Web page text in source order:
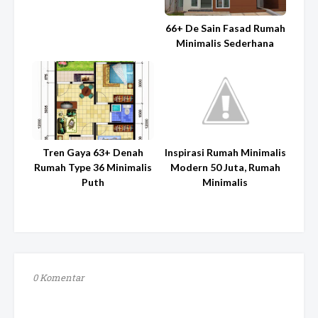
66+ De Sain Fasad Rumah
Minimalis Sederhana
Tren Gaya 63+ Denah
Rumah Type 36 Minimalis
Puth
Inspirasi Rumah Minimalis
Modern 50 Juta, Rumah
Minimalis
0 Komentar